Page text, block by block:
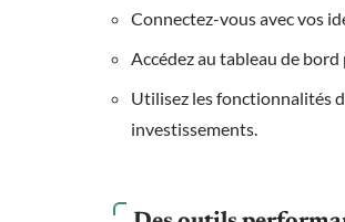
Connectez-vous avec vos
Accédez au tableau de
Utilisez les fonctionnalités
investissements.